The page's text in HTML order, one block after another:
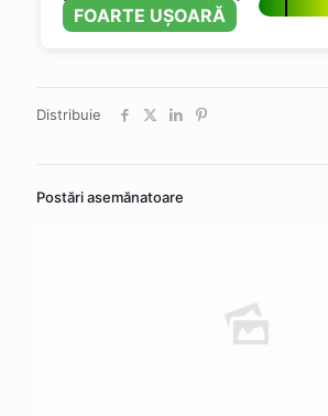
FOARTE UȘOARĂ
Distribuie
Postări asemănatoare